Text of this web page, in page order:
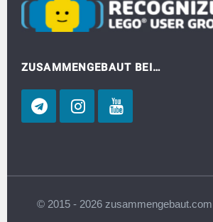
ZUSAMMENGEBAUT BEI…
© 2015 - 2026 zusammengebaut.com |